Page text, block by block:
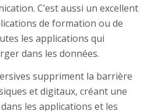
C’est aussi un excellent
de formation ou de
les applications qui
dans les données.
suppriment la barrière
et digitaux, créant une
les applications et les